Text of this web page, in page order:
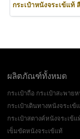
ผลิตภัณฑ์ทั้งหมด
กระเป๋าถือ กระเป๋าสะพาย
กระเป๋าเดินทางหนังจระเข้
กระเป๋าสตางค์หนังจระเข้แ
เข็มขัดหนังจระเข้แท้